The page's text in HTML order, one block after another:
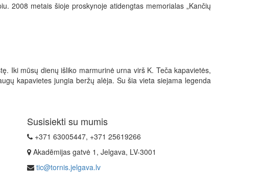
2008 metais šioje proskynoje atidengtas memorialas „Kančių
Iki mūsų dienų išliko marmurinė urna virš K. Teča kapavietės,
kapavietes jungia beržų alėja. Su šia vieta siejama legenda
Susisiekti su mumis
+371 63005447, +371 25619266
Akadēmijas gatvė 1, Jelgava, LV-3001
tic@tornis.jelgava.lv